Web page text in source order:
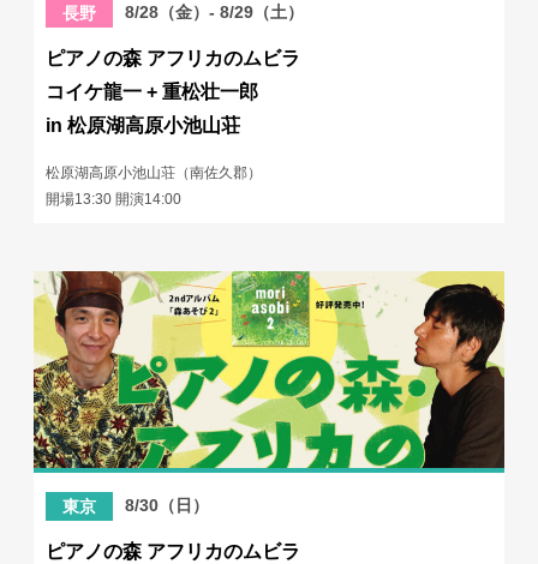
長野 8/28（金）- 8/29（土）
ピアノの森 アフリカのムビラ
コイケ龍一 + 重松壮一郎
in 松原湖高原小池山荘
松原湖高原小池山荘（南佐久郡）
開場13:30 開演14:00
東京 8/30（日）
ピアノの森 アフリカのムビラ